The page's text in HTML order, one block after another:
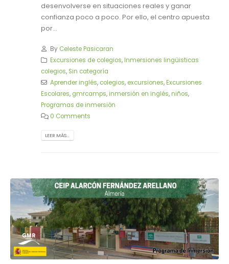
desenvolverse en situaciones reales y ganar
confianza poco a poco. Por ello, el centro apuesta
por...
By Celeste Pasicaran
Excursiones de colegios,Inmersiones lingüisticas
colegios, Sin categoría
Aprender inglés, colegios, excursiones,Excursiones
Escolares, gmrcamps,inmersión en inglés,niños,
Programas de inmersión
0 Comments
LEER MÁS...